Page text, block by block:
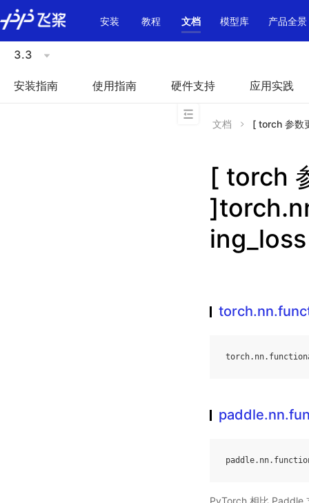
\u200E
安装
教程 文档 模型库 产品全景
3.3
安装指南 使用指南 硬件支持 应用实践
文档 [ torch 参数
[ torch
ing_loss
torch. nn.
paddle. nn.
PyTorch 相比 Paddle